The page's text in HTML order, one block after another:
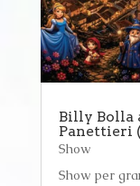
Billy Bolla
Panettieri
Show
Show per